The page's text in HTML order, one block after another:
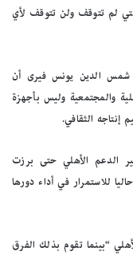
لم تتوقف ولن تتوقف لأي
شمس الدين يونس فيرى أن
والمجتمعية وليس بأجهزة
إنتاجه الثقافي.
الدعم الأهلي حتى برزت
للاستمرار في أداء دورها
“بينما تقوم بذلك الفرق